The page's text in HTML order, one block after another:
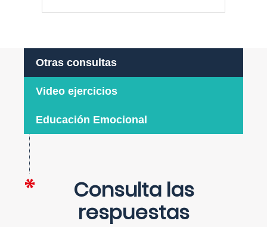
Otras consultas
Video ejercicios
Educación Emocional
Consulta las
respuestas